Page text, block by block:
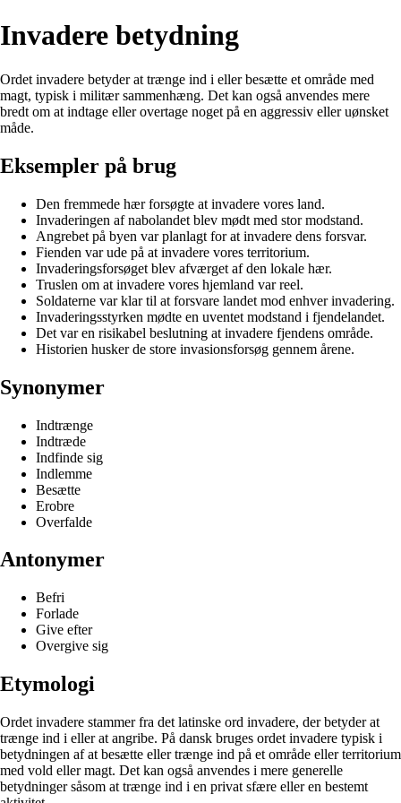
Invadere betydning
Ordet invadere betyder at trænge ind i eller besætte et område med
magt, typisk i militær sammenhæng. Det kan også anvendes mere
bredt om at indtage eller overtage noget på en aggressiv eller uønsket
måde.
Eksempler på brug
Den fremmede hær forsøgte at invadere vores land.
Invaderingen af nabolandet blev mødt med stor modstand.
Angrebet på byen var planlagt for at invadere dens forsvar.
Fienden var ude på at invadere vores territorium.
Invaderingsforsøget blev afværget af den lokale hær.
Truslen om at invadere vores hjemland var reel.
Soldaterne var klar til at forsvare landet mod enhver invadering.
Invaderingsstyrken mødte en uventet modstand i fjendelandet.
Det var en risikabel beslutning at invadere fjendens område.
Historien husker de store invasionsforsøg gennem årene.
Synonymer
Indtrænge
Indtræde
Indfinde sig
Indlemme
Besætte
Erobre
Overfalde
Antonymer
Befri
Forlade
Give efter
Overgive sig
Etymologi
Ordet invadere stammer fra det latinske ord invadere, der betyder at
trænge ind i eller at angribe. På dansk bruges ordet invadere typisk i
betydningen af at besætte eller trænge ind på et område eller territorium
med vold eller magt. Det kan også anvendes i mere generelle
betydninger såsom at trænge ind i en privat sfære eller en bestemt